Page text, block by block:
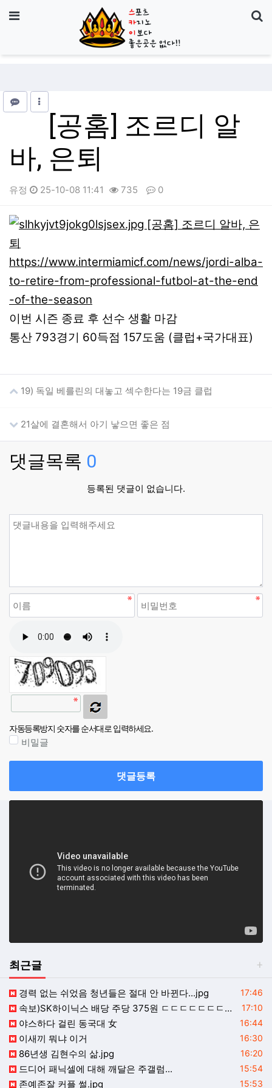
메뉴
[공홈] 조르디 알
바, 은퇴
유정 25-10-08 11:41 735 0
본문
https://www.intermiamicf.com/news/jordi-alba-
to-retire-from-professional-futbol-at-the-end
-of-the-season
이번 시즌 종료 후 선수 생활 마감
통산 793경기 60득점 157도움 (클럽+국가대표)
19) 독일 베를린의 대놓고 섹수한다는 19금 클럽
21살에 결혼해서 아기 낳으면 좋은 점
댓글목록 0
등록된 댓글이 없습니다.
자동등록방지 숫자를 순서대로 입력하세요.
비밀글
댓글등록
최근글
등록일
17:46
경력 없는 쉬었음 청년들은 절대 안 바뀐다...jpg
등록일
17:10
속보)SK하이닉스 배당 주당 375원 ㄷㄷㄷㄷㄷㄷㄷㄷㄷㄷㄷㄷㄷㄷㄷㄷㄷㄷㄷ
등록일
16:44
야스하다 걸린 동국대 女
등록일
16:30
이새끼 뭐냐 이거
등록일
16:20
86년생 김현수의 삶.jpg
등록일
15:54
드디어 패닉셀에 대해 깨달은 주갤럼...
등록일
15:53
존예존잘 커플 썰.jpg